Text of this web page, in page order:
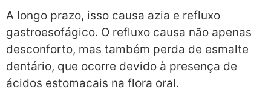
A longo prazo, isso causa azia e refluxo
gastroesofágico. O refluxo causa não apenas
desconforto, mas também perda de esmalte
dentário, que ocorre devido à presença de
ácidos estomacais na flora oral.